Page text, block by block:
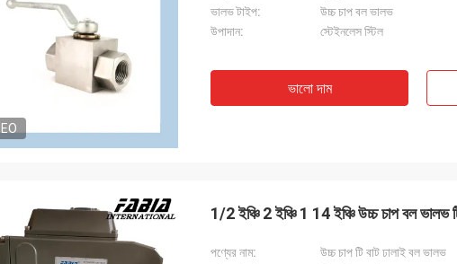
ভালভ টাইপ:
উচ্চ চাপ বল ভালভ
উপাদান:
স্টেইনলেস স্টিল
ভালো দাম
1/2 ইঞ্চি 2 ইঞ্চি 1 14 ইঞ্চি উচ্চ চাপ বল ভালভ
পণ্যের নাম:
উচ্চ চাপ টি বাট ঢালাই বল ভালভ